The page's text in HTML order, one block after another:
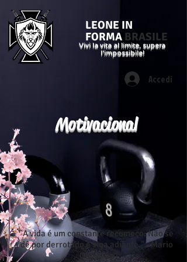
LEONE IN
FORMA BRASILE
Vivi la vita al limite, supera
l'impossibile!
Accedi
Motivacional
"A vida é um constante recomeço. Não se
dê por derrotado e siga adiante." - Mario
Quintana